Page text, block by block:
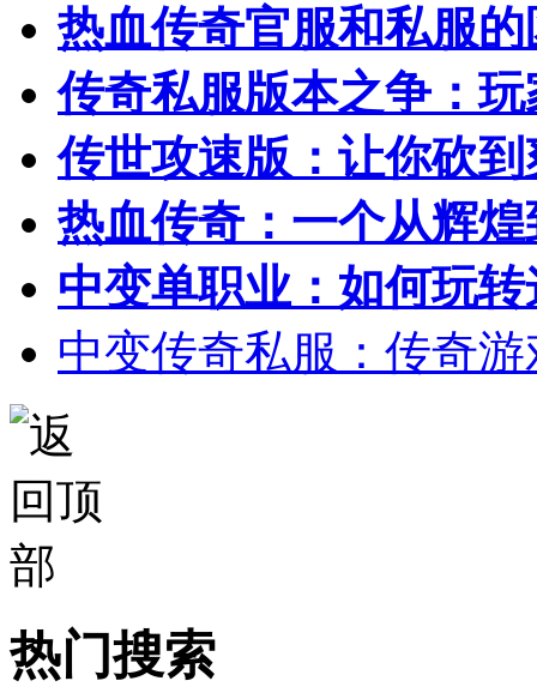
热血传奇官服和私服
传奇私服版本之争：
传世攻速版：让你砍
热血传奇：一个从辉
中变单职业：如何玩
中变传奇私服：传奇
热门搜索